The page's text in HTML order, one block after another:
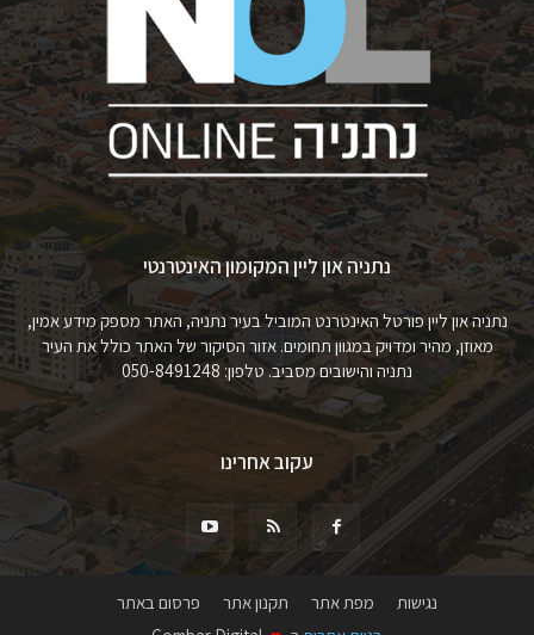
נתניה און ליין המקומון האינטרנטי
נתניה און ליין פורטל האינטרנט המוביל בעיר נתניה, האתר מספק מידע אמין,
מאוזן, מהיר ומדויק במגוון תחומים. אזור הסיקור של האתר כולל את העיר
נתניה והישובים מסביב. טלפון: 050-8491248
עקוב אחרינו
נגישות מפת אתר תקנון אתר
פרסום באתר